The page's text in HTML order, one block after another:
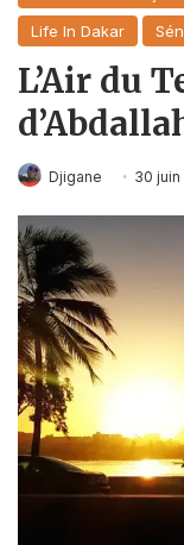
Life In Dakar
L’Air du
Djigane 30 juin